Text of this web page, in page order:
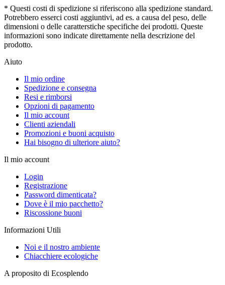
* Questi costi di spedizione si riferiscono alla spedizione standard.
Potrebbero esserci costi aggiuntivi, ad es. a causa del peso, delle
dimensioni o delle caratterstiche specifiche dei prodotti. Queste
informazioni sono indicate direttamente nella descrizione del
prodotto.
Aiuto
Il mio ordine
Spedizione e consegna
Resi e rimborsi
Opzioni di pagamento
Il mio account
Clienti aziendali
Promozioni e buoni acquisto
Hai bisogno di ulteriore aiuto?
Il mio account
Login
Registrazione
Password dimenticata?
Dove è il mio pacchetto?
Riscossione buoni
Informazioni Utili
Noi e il nostro ambiente
Chiacchiere ecologiche
A proposito di Ecosplendo